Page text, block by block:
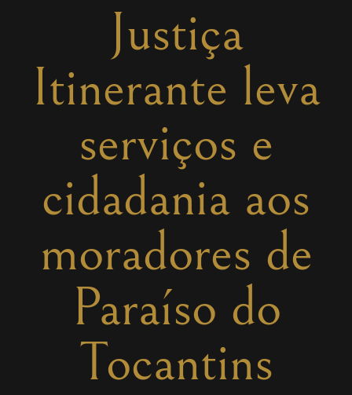
Justiça
Itinerante leva
serviços e
cidadania aos
moradores de
Paraíso do
Tocantins